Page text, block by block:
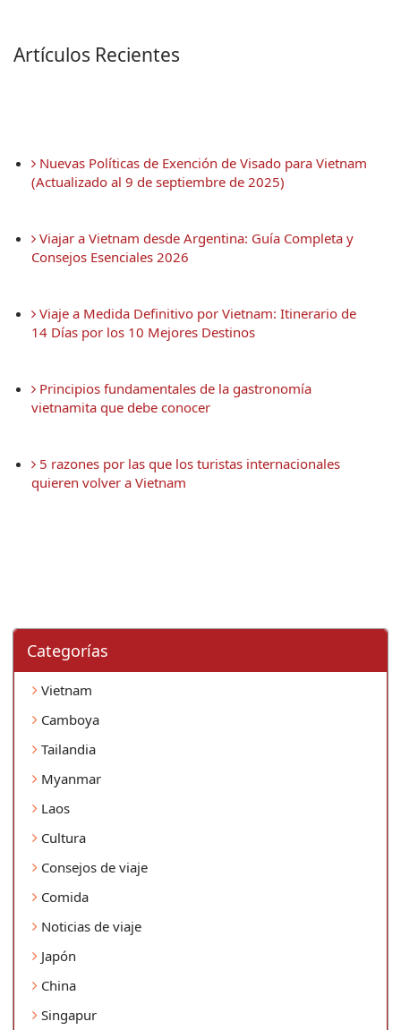
Artículos Recientes
Nuevas Políticas de Exención de Visado para Vietnam
(Actualizado al 9 de septiembre de 2025)
Viajar a Vietnam desde Argentina: Guía Completa y
Consejos Esenciales 2026
Viaje a Medida Definitivo por Vietnam: Itinerario de
14 Días por los 10 Mejores Destinos
Principios fundamentales de la gastronomía
vietnamita que debe conocer
5 razones por las que los turistas internacionales
quieren volver a Vietnam
Categorí­as
Vietnam
Camboya
Tailandia
Myanmar
Laos
Cultura
Consejos de viaje
Comida
Noticias de viaje
Japón
China
Singapur